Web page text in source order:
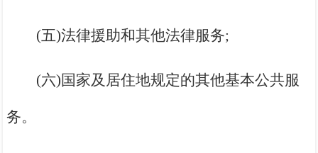
(五)法律援助和其他法律服务;
(六)国家及居住地规定的其他基本公共服
务。